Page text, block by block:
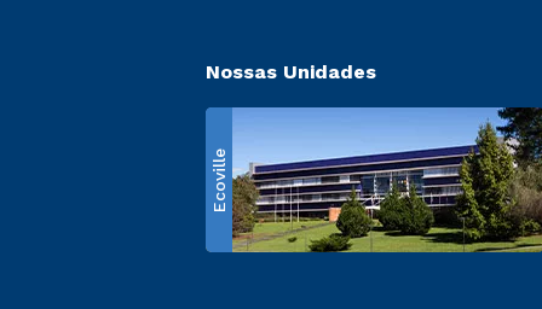
Nossas Unidades
Ecoville